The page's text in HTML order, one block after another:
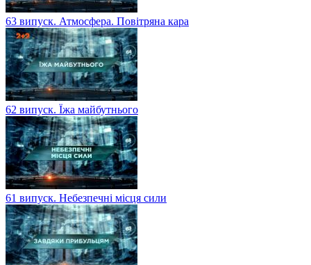
63 випуск. Атмосфера. Повітряна кара
62 випуск. Їжа майбутнього
61 випуск. Небезпечні місця сили